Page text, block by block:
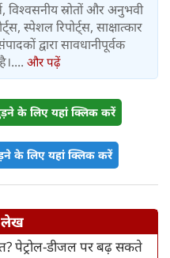
विश्वसनीय स्रोतों और अनुभवी
स्पेशल रिपोर्ट्स, साक्षात्कार
द्वारा सावधानीपूर्वक
और पढ़ें
के लिए यहां क्लिक करें
के लिए यहां क्लिक करें
लेख
पेट्रोल-डीजल पर बढ़ सकते